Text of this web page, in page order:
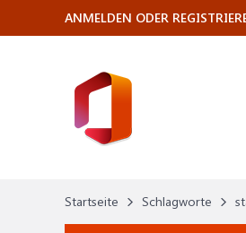
Startseite Schlagworte
ANMELDEN ODER